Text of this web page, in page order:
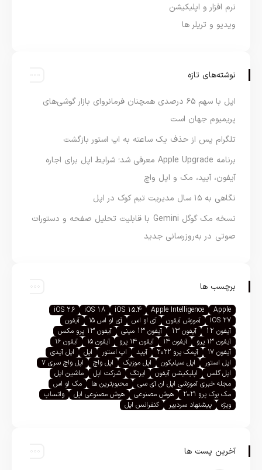
نرم افزار و اپلیکیشن
ویدیو و تریلر ها
نوشته‌های تازه
اپل با سهم ۶۵ درصدی همچنان فرمانروای بازار گوشی‌های
پریمیوم جهان است
تلگرام پس از حذف یک ساعته به اپ استور بازگشت
برنامه Apple Upgrade معرفی شد؛ شرایط اپل برای اجاره
آیفون، آیپد، مک و اپل واچ
نگاهی به ۱۵ سال مدیریت تیم کوک در اپل
نسخه مک گوگل Gemini با قابلیت تحلیل صفحه و دستورات
صوتی در به‌روزرسانی جدید
برچسب ها
Apple
Apple Intelligence
iOS 15.4
iOS 18
iOS 26
iOS 27
آموزش آیفون آی او اس آی او اس ۱۵
آیفون
آیفون 12
آیفون 13 آیفون 13 مینی
آیفون 13 پرو مکس
آیفون ۱۳ پرو
آیفون ۱۴ آیفون ۱۴ پرو آیفون ۱۵
آیفون ۱۶
آیفون ۱۷
آیمک پرو ۲۰۲۲ آیپد اپ استور اپل
اپل آیدی
اپل استور
اپل سیلیکون اپل موزیک اپل واچ
اپل واچ سری ۷
اپل گلس
اپلیکیشن آیفون ایرتگ شرکت اپل
ماشین اپل
مجله خبری آموزشی اپل ان آی سی
محبوبترین ها
مک او اس
مک بوک پرو ۲۰۲۱
هوش مصنوعی هوش مصنوعی اپل
واتساپ
ویژه
پیشنهاد سردبیر کنفرانس اپل
آخرین پست ها